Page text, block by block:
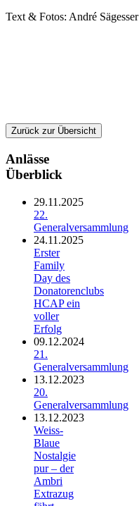
Text & Fotos: André Sägesser
Zurück zur Übersicht
Anlässe
Überblick
29.11.2025
22.
Generalversammlung
24.11.2025
Erster
Family
Day des
Donatorenclubs
HCAP ein
voller
Erfolg
09.12.2024
21.
Generalversammlung
13.12.2023
20.
Generalversammlung
13.12.2023
Weiss-
Blaue
Nostalgie
pur – der
Ambri
Extrazug